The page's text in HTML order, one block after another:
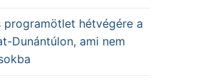
programötlet hétvégére a
Dunántúlon, ami nem